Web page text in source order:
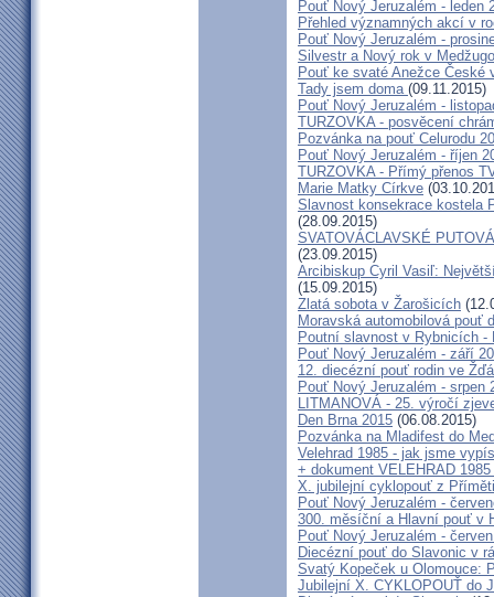
Pouť Nový Jeruzalém - leden
Přehled významných akcí v
Pouť Nový Jeruzalém -
Silvestr a Nový rok v
Pouť ke svaté Anežce České
Tady jsem doma (09.11.2015)
Pouť Nový Jeruzalém -
TURZOVKA - posvěcení
Pozvánka na pouť Celurodu
Pouť Nový Jeruzalém - říjen
TURZOVKA - Přímý přenos
Marie Matky Církve
Slavnost konsekrace kostela
(28.09.2015)
SVATOVÁCLAVSKÉ
(23.09.2015)
Arcibiskup Cyril Vasiľ:
(15.09.2015)
Zlatá sobota v Žarošicích
Moravská automobilová pouť
Poutní slavnost v Rybnicích -
Pouť Nový Jeruzalém - září
12. diecézní pouť rodin ve
Pouť Nový Jeruzalém - srpen
LITMANOVÁ - 25. výročí
Den Brna 2015 (06.08.2015)
Pozvánka na Mladifest do
Velehrad 1985 - jak jsme
+ dokument VELEHRAD
X. jubilejní cyklopouť z
Pouť Nový Jeruzalém -
300. měsíční a Hlavní pouť v
Pouť Nový Jeruzalém -
Diecézní pouť do Slavonic v
Svatý Kopeček u Olomouce:
Jubilejní X. CYKLOPOUŤ do